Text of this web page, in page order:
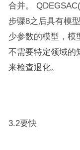
合并。
步骤8之后具有模
少参数的模型，模
不需要特定领域的
来检查退化。
3.2要快